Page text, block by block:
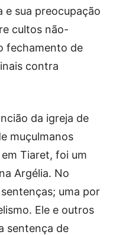
e sua preocupação
cultos não-
fechamento de
contra
da igreja de
muçulmanos
Tiaret, foi um
Argélia. No
uma por
Ele e outros
sentença de